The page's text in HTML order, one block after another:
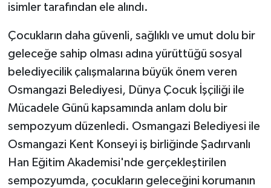
isimler tarafından ele alındı.
Çocukların daha güvenli, sağlıklı ve umut dolu bir
geleceğe sahip olması adına yürüttüğü sosyal
belediyecilik çalışmalarına büyük önem veren
Osmangazi Belediyesi, Dünya Çocuk İşçiliği ile
Mücadele Günü kapsamında anlam dolu bir
sempozyum düzenledi. Osmangazi Belediyesi ile
Osmangazi Kent Konseyi iş birliğinde Şadırvanlı
Han Eğitim Akademisi'nde gerçekleştirilen
sempozyumda, çocukların geleceğini korumanın